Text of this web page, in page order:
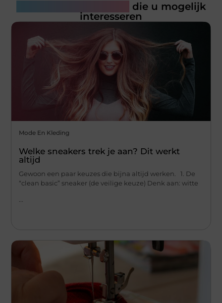
die u mogelijk
interesseren
Mode En Kleding
Welke sneakers trek je aan? Dit werkt
altijd
Gewoon een paar keuzes die bijna altijd werken. 1. De
“clean basic” sneaker (de veilige keuze) Denk aan: witte
...